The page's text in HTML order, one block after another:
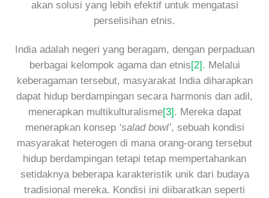
akan solusi yang lebih efektif untuk mengatasi
perselisihan etnis.
India adalah negeri yang beragam, dengan perpaduan
berbagai kelompok agama dan etnis[2]. Melalui
keberagaman tersebut, masyarakat India diharapkan
dapat hidup berdampingan secara harmonis dan adil,
menerapkan multikulturalisme[3]. Mereka dapat
menerapkan konsep ‘salad bowl’, sebuah kondisi
masyarakat heterogen di mana orang-orang tersebut
hidup berdampingan tetapi tetap mempertahankan
setidaknya beberapa karakteristik unik dari budaya
tradisional mereka. Kondisi ini diibaratkan seperti